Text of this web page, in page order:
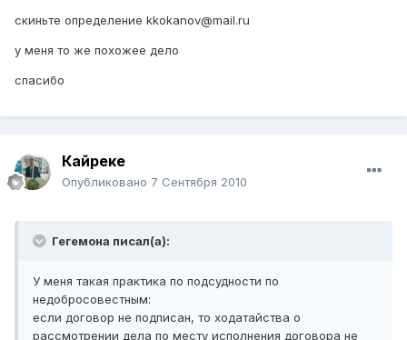
скиньте определение kkokanov@mail.ru
у меня то же похожее дело
спасибо
Кайреке
Опубликовано 7 Сентября 2010
Гегемона писал(а):
У меня такая практика по подсудности по
недобросовестным:
если договор не подписан, то ходатайства о
рассмотрении дела по месту исполнения договора не